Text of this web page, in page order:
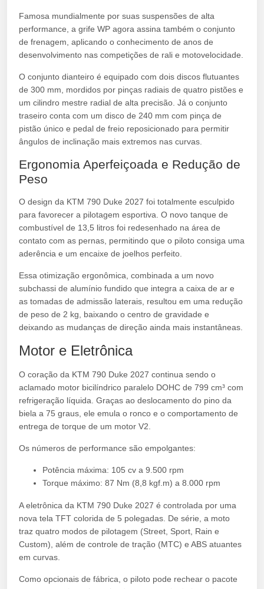
Famosa mundialmente por suas suspensões de alta
performance, a grife WP agora assina também o conjunto
de frenagem, aplicando o conhecimento de anos de
desenvolvimento nas competições de rali e motovelocidade.
O conjunto dianteiro é equipado com dois discos flutuantes
de 300 mm, mordidos por pinças radiais de quatro pistões e
um cilindro mestre radial de alta precisão. Já o conjunto
traseiro conta com um disco de 240 mm com pinça de
pistão único e pedal de freio reposicionado para permitir
ângulos de inclinação mais extremos nas curvas.
Ergonomia Aperfeiçoada e Redução de
Peso
O design da KTM 790 Duke 2027 foi totalmente esculpido
para favorecer a pilotagem esportiva. O novo tanque de
combustível de 13,5 litros foi redesenhado na área de
contato com as pernas, permitindo que o piloto consiga uma
aderência e um encaixe de joelhos perfeito.
Essa otimização ergonômica, combinada a um novo
subchassi de alumínio fundido que integra a caixa de ar e
as tomadas de admissão laterais, resultou em uma redução
de peso de 2 kg, baixando o centro de gravidade e
deixando as mudanças de direção ainda mais instantâneas.
Motor e Eletrônica
O coração da KTM 790 Duke 2027 continua sendo o
aclamado motor bicilíndrico paralelo DOHC de 799 cm³ com
refrigeração líquida. Graças ao deslocamento do pino da
biela a 75 graus, ele emula o ronco e o comportamento de
entrega de torque de um motor V2.
Os números de performance são empolgantes:
Potência máxima: 105 cv a 9.500 rpm
Torque máximo: 87 Nm (8,8 kgf.m) a 8.000 rpm
A eletrônica da KTM 790 Duke 2027 é controlada por uma
nova tela TFT colorida de 5 polegadas. De série, a moto
traz quatro modos de pilotagem (Street, Sport, Rain e
Custom), além de controle de tração (MTC) e ABS atuantes
em curvas.
Como opcionais de fábrica, o piloto pode rechear o pacote